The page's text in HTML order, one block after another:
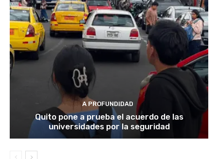
A PROFUNDIDAD
Quito pone a prueba el acuerdo de las
universidades por la seguridad